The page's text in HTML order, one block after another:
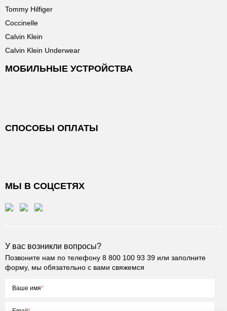
Tommy Hilfiger
Coccinelle
Calvin Klein
Calvin Klein Underwear
МОБИЛЬНЫЕ УСТРОЙСТВА
СПОСОБЫ ОПЛАТЫ
МЫ В СОЦСЕТЯХ
У вас возникли вопросы?
Позвоните нам по телефону 8 800 100 93 39 или заполните
форму, мы обязательно с вами свяжемся
Ваше имя